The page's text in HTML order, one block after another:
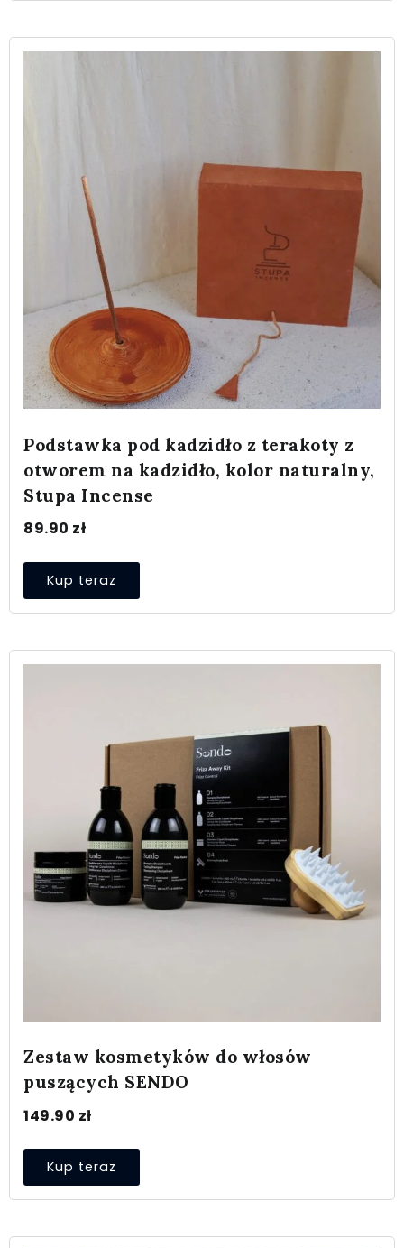
Podstawka pod kadzidło z terakoty z
otworem na kadzidło, kolor naturalny,
Stupa Incense
89.90 zł
Kup teraz
Zestaw kosmetyków do włosów
puszących SENDO
149.90 zł
Kup teraz